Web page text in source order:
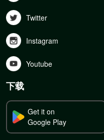
Twitter
Instagram
Youtube
下载
Get it on
Google Play